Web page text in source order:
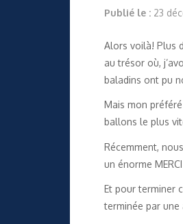
Publié le : 23
Alors voilà! Plus
au trésor où,
baladins ont pu
Mais mon
ballons le plus
Récemment,
un énorme
Et pour terminer
terminée par